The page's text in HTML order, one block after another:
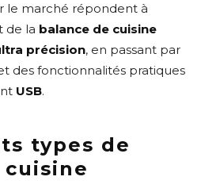
le marché répondent à
de la balance de cuisine
précision, en passant par
des fonctionnalités pratiques
USB.
types de
cuisine